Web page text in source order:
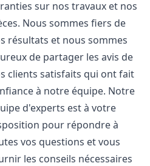
sur nos travaux et nos
Nous sommes fiers de
résultats et nous sommes
de partager les avis de
clients satisfaits qui ont fait
à notre équipe. Notre
d'experts est à votre
pour répondre à
vos questions et vous
les conseils nécessaires